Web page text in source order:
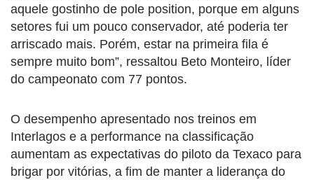
aquele gostinho de pole position, porque em alguns
setores fui um pouco conservador, até poderia ter
arriscado mais. Porém, estar na primeira fila é
sempre muito bom”, ressaltou Beto Monteiro, líder
do campeonato com 77 pontos.
O desempenho apresentado nos treinos em
Interlagos e a performance na classificação
aumentam as expectativas do piloto da Texaco para
brigar por vitórias, a fim de manter a liderança do